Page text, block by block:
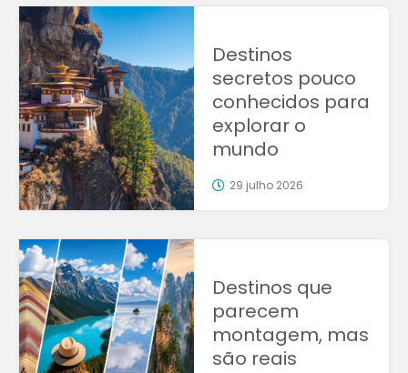
Destinos
secretos pouco
conhecidos para
explorar o
mundo
29 julho 2026
Destinos que
parecem
montagem, mas
são reais